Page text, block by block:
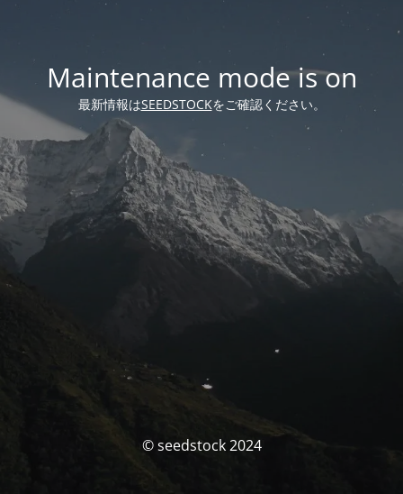
Maintenance mode is on
最新情報はSEEDSTOCKをご確認ください。
© seedstock 2024